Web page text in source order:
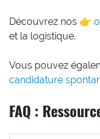
Découvrez nos 👉
et la logistique.
Vous pouvez
candidature
FAQ :